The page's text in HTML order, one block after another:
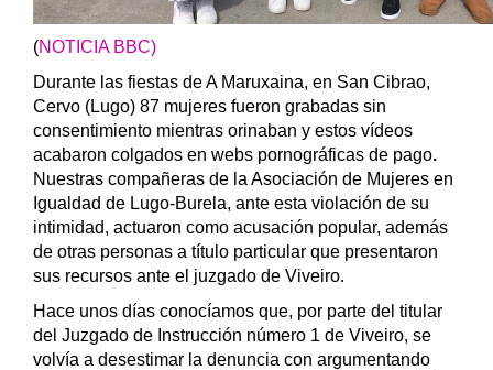
(NOTICIA BBC)
Durante las fiestas de A Maruxaina, en San Cibrao,
Cervo (Lugo) 87 mujeres fueron grabadas sin
consentimiento mientras orinaban y estos vídeos
acabaron colgados en webs pornográficas de pago.
Nuestras compañeras de la Asociación de Mujeres en
Igualdad de Lugo-Burela, ante esta violación de su
intimidad, actuaron como acusación popular, además
de otras personas a título particular que presentaron
sus recursos ante el juzgado de Viveiro.
Hace unos días conocíamos que, por parte del titular
del Juzgado de Instrucción número 1 de Viveiro, se
volvía a desestimar la denuncia con argumentando